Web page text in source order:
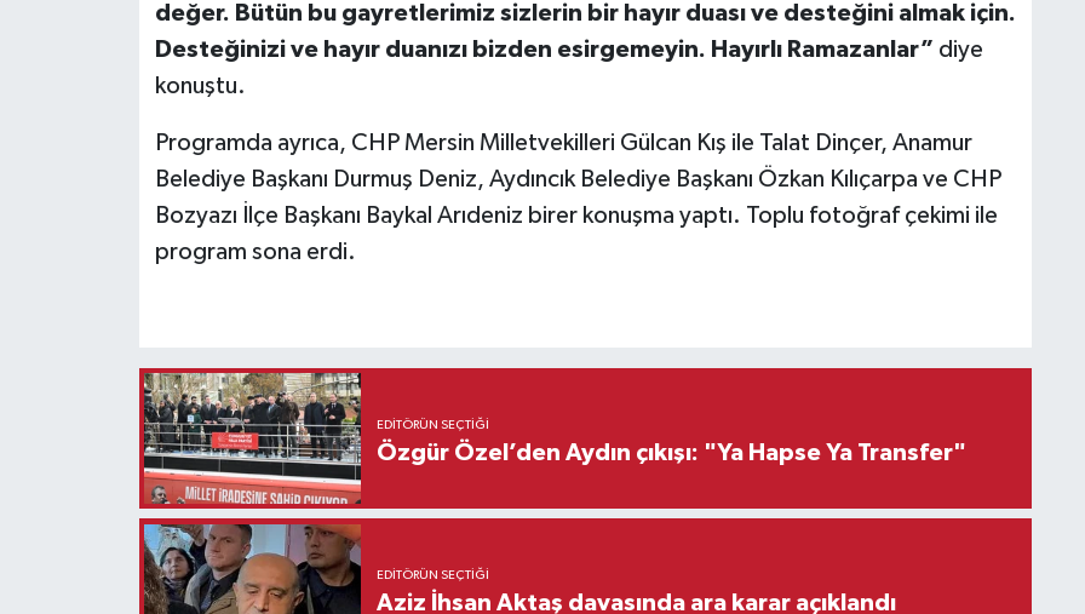
değer. Bütün bu gayretlerimiz sizlerin bir hayır duası ve desteğini almak için.
Desteğinizi ve hayır duanızı bizden esirgemeyin. Hayırlı Ramazanlar” diye
konuştu.
Programda ayrıca, CHP Mersin Milletvekilleri Gülcan Kış ile Talat Dinçer, Anamur
Belediye Başkanı Durmuş Deniz, Aydıncık Belediye Başkanı Özkan Kılıçarpa ve CHP
Bozyazı İlçe Başkanı Baykal Arıdeniz birer konuşma yaptı. Toplu fotoğraf çekimi ile
program sona erdi.
EDITÖRÜN SEÇTIĞI
Özgür Özel’den Aydın çıkışı: "Ya Hapse Ya Transfer"
EDITÖRÜN SEÇTIĞI
Aziz İhsan Aktaş davasında ara karar açıklandı